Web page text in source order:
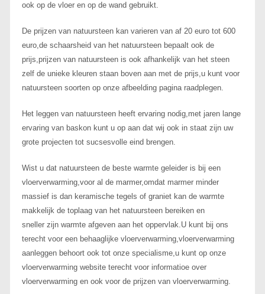
ook op de vloer en op de wand gebruikt.
De prijzen van natuursteen kan varieren van af 20 euro tot 600
euro,de schaarsheid van het natuursteen bepaalt ook de
prijs,prijzen van natuursteen is ook afhankelijk van het steen
zelf de unieke kleuren staan boven aan met de prijs,u kunt voor
natuursteen soorten op onze afbeelding pagina raadplegen.
Het leggen van natuursteen heeft ervaring nodig,met jaren lange
ervaring van baskon kunt u op aan dat wij ook in staat zijn uw
grote projecten tot sucsesvolle eind brengen.
Wist u dat natuursteen de beste warmte geleider is bij een
vloerverwarming,voor al de marmer,omdat marmer minder
massief is dan keramische tegels of graniet kan de warmte
makkelijk de toplaag van het natuursteen bereiken en
sneller zijn warmte afgeven aan het oppervlak.U kunt bij ons
terecht voor een behaaglijke vloerverwarming,vloerverwarming
aanleggen behoort ook tot onze specialisme,u kunt op onze
vloerverwarming website terecht voor informatioe over
vloerverwarming en ook voor de prijzen van vloerverwarming.